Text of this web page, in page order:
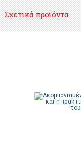
Σχετικά προϊόντα